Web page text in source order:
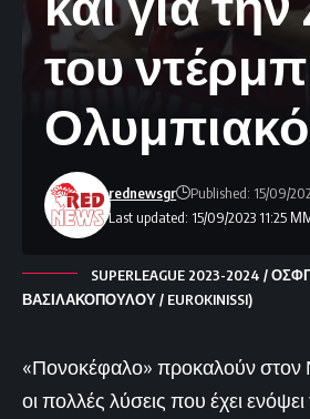
του
Last updated: 15/09/2023 11:25
rednewsgr Published: 15/09/
SUPERLEAGUE 2023-2024 /
ΒΑΣΙΛΑΚΟΠΟΥΛΟΥ / EUROKINISSI)
«Πονοκέφαλο» προκαλούν στον
οι πολλές λύσεις που έχει